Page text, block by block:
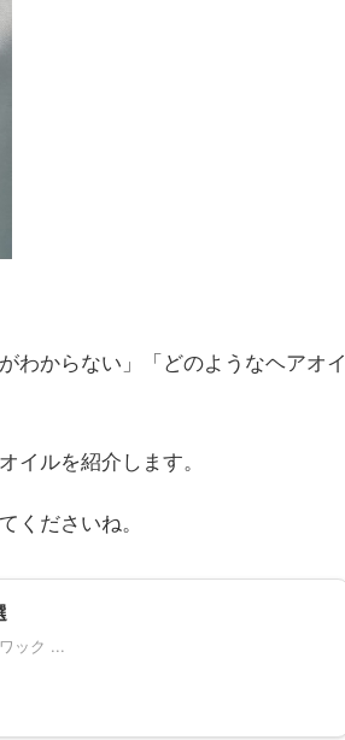
わからない」「どのようなヘアオイ
イルを紹介します。
くださいね。
ック ...